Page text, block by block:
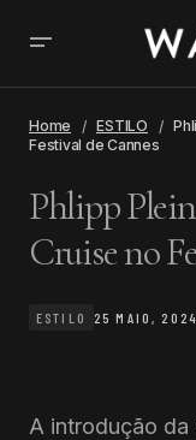
Home ESTILO
Festival de Cannes
Phlipp
Cruise no
ESTILO 25 MAIO,
A introdução da